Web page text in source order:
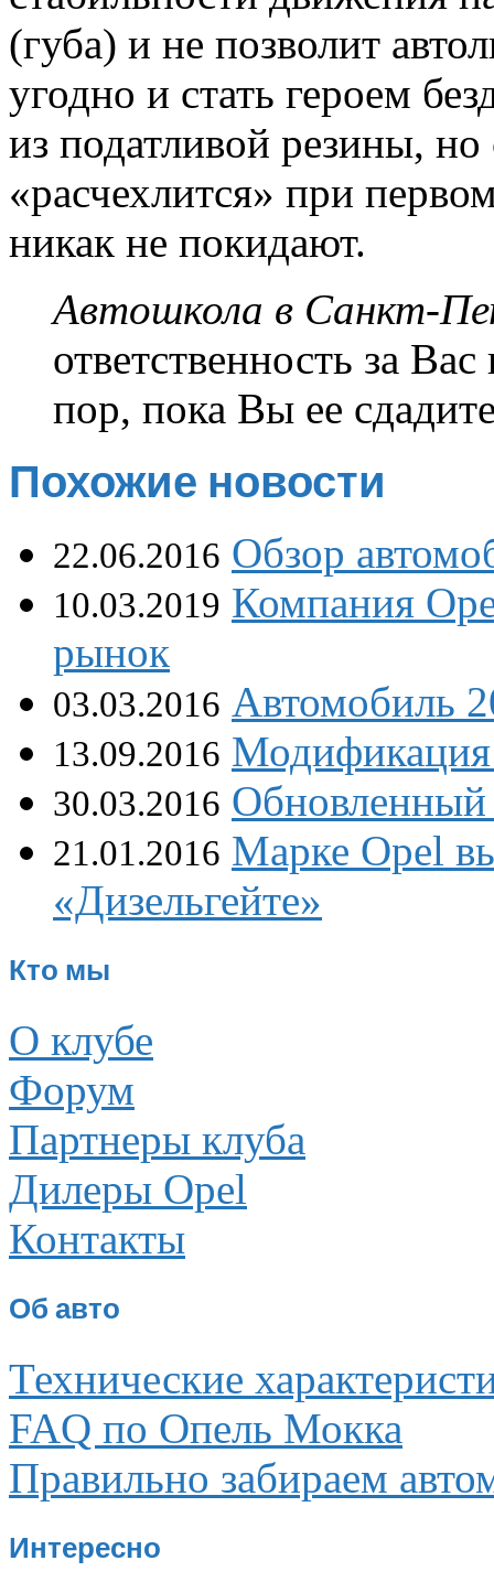
(губа) и не позволит
угодно и стать героем
из податливой резины,
«расчехлится» при
никак не покидают.
Автошкола в Санкт-
ответственность за
пор, пока Вы ее
Похожие новости
22.06.2016 Обзор
10.03.2019 Компания
рынок
03.03.2016 Автомобиль
13.09.2016
30.03.2016 Обновленный
21.01.2016 Марке Opel
«Дизельгейте»
Кто мы
О клубе
Форум
Партнеры клуба
Дилеры Opel
Контакты
Об авто
Технические
FAQ по Опель Мокка
Правильно забираем
Интересно